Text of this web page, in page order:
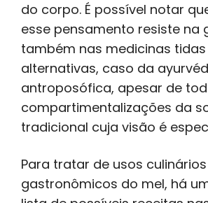
do corpo. É possível notar
esse pensamento resiste na
também nas medicinas
alternativas, caso da
antroposófica, apesar de
compartimentalizações da
tradicional cuja visão é
Para tratar de usos
gastronômicos do mel, há